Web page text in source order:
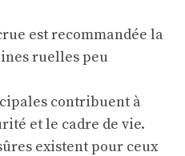
est recommandée la
ruelles peu
contribuent à
et le cadre de vie.
existent pour ceux